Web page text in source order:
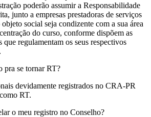
poderão assumir a Responsabilidade
junto a empresas prestadoras de serviços
social seja condizente com a sua área
do curso, conforme dispõem as
regulamentam os seus respectivos
pra se tornar RT?
devidamente registrados no CRA-PR
RT.
o meu registro no Conselho?